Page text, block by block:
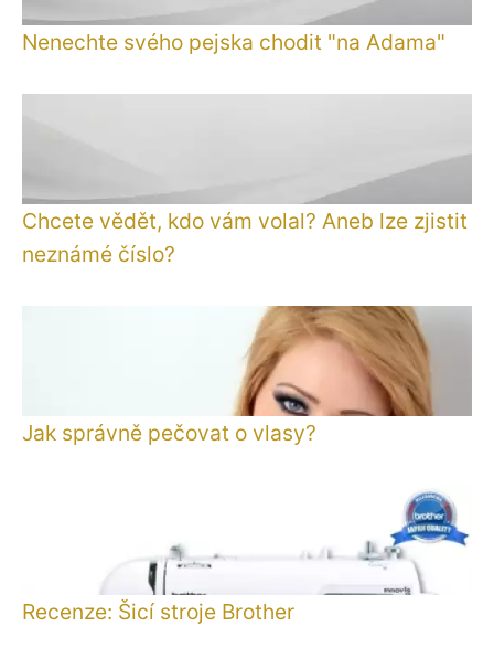
Nenechte svého pejska chodit "na Adama"
Chcete vědět, kdo vám volal? Aneb lze zjistit
neznámé číslo?
Jak správně pečovat o vlasy?
Recenze: Šicí stroje Brother